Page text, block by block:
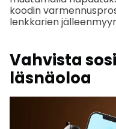
koodin
lenkkarien
Vahvista
läsnäoloa